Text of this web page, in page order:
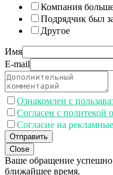
Компания
Подрядчик был
Другое
Имя
E-mail
Ознакомлен с
Согласен с политекой
Согласие на
Отправить
Close
Ваше обращение успешно
ближайшее время.